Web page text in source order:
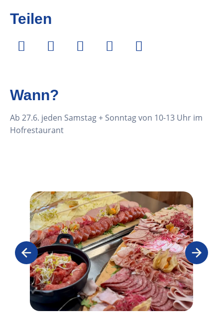
Teilen
Wann?
Ab 27.6. jeden Samstag + Sonntag von 10-13 Uhr im
Hofrestaurant